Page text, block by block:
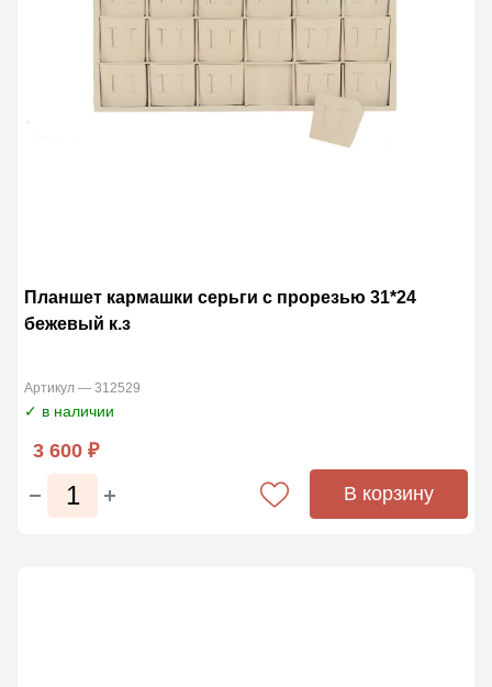
Планшет кармашки серьги с прорезью 31*24
бежевый к.з
Артикул — 312529
✓ в наличии
3 600 ₽
В корзину